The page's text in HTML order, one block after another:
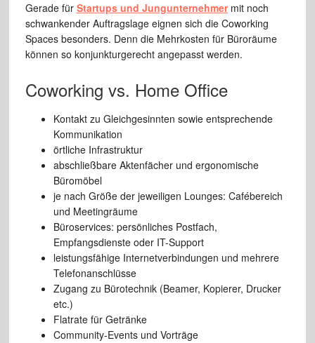
Gerade für Startups und Jungunternehmermit noch
schwankender Auftragslage eignen sich die Coworking
Spaces besonders. Denn die Mehrkosten für Büroräume
können so konjunkturgerecht angepasst werden.
Coworking vs. Home Office
Kontakt zu Gleichgesinnten sowie entsprechende
Kommunikation
örtliche Infrastruktur
abschließbare Aktenfächer und ergonomische
Büromöbel
je nach Größe der jeweiligen Lounges: Cafébereich
und Meetingräume
Büroservices: persönliches Postfach,
Empfangsdienste oder IT-Support
leistungsfähige Internetverbindungen und mehrere
Telefonanschlüsse
Zugang zu Bürotechnik (Beamer, Kopierer, Drucker
etc.)
Flatrate für Getränke
Community-Events und Vorträge